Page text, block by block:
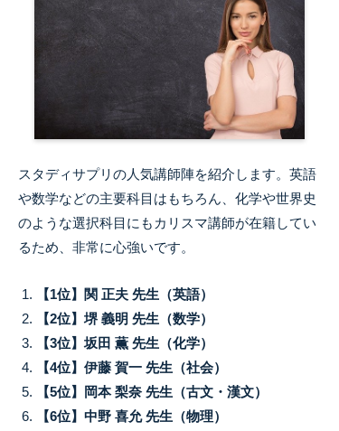
スタディサプリの人気講師陣を紹介します。英語
や数学などの主要科目はもちろん、化学や世界史
のような選択科目にもカリスマ講師が在籍してい
るため、非常に心強いです。
【1位】関 正夫 先生（英語）
【2位】堺 義明 先生（数学）
【3位】坂田 薫 先生（化学）
【4位】伊藤 賀一 先生（社会）
【5位】岡本 梨奈 先生（古文・漢文）
【6位】中野 喜允 先生（物理）